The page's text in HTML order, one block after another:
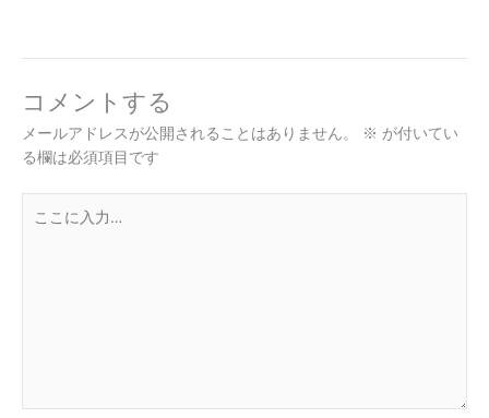
コメントする
メールアドレスが公開されることはありません。 ※ が付いてい
る欄は必須項目です